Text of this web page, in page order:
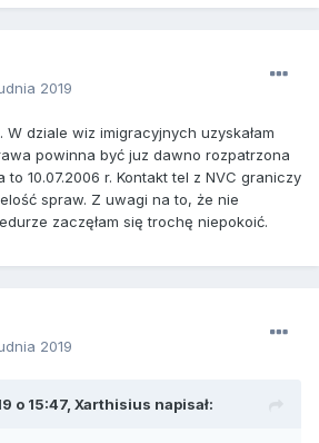
2019
dziale wiz imigracyjnych uzyskałam
powinna być juz dawno rozpatrzona
10.07.2006 r. Kontakt tel z NVC graniczy
spraw. Z uwagi na to, że nie
zaczęłam się trochę niepokoić.
2019
o 15:47, Xarthisius napisał: